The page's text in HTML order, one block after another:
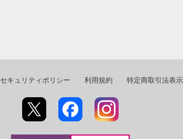
セキュリティポリシー 利用規約 特定商取引法表示